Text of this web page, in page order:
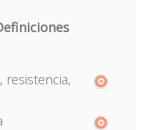
resistencia,